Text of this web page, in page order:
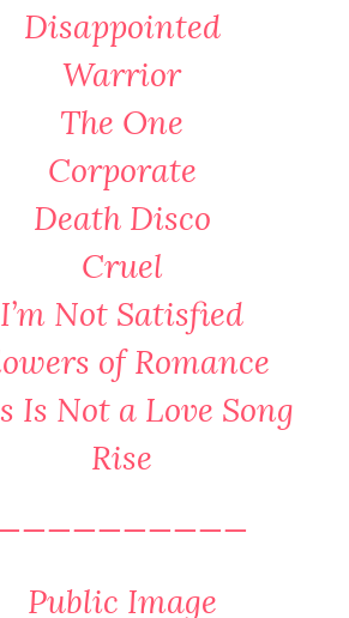
Disappointed
Warrior
The One
Corporate
Death Disco
Cruel
I’m Not Satisfied
of Romance
Is Not a Love Song
Rise
Public Image